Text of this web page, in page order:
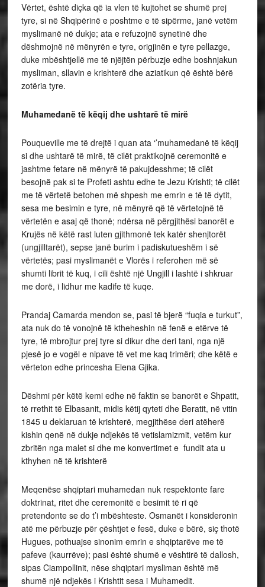
Vërtet, është diçka që ia vlen të kujtohet se shumë prej
tyre, si në Shqipërinë e poshtme e të sipërme, janë vetëm
myslimanë në dukje; ata e refuzojnë synetinë dhe
dëshmojnë në mënyrën e tyre, origjinën e tyre pellazge,
duke mbështjellë me të njëjtën përbuzje edhe boshnjakun
mysliman, sllavin e krishterë dhe aziatikun që është bërë
zotëria tyre.
Muhamedanë të këqij dhe ushtarë të mirë
Pouqueville me të drejtë i quan ata ‘’muhamedanë të këqij
si dhe ushtarë të mirë, të cilët praktikojnë ceremonitë e
jashtme fetare në mënyrë të pakujdesshme; të cilët
besojnë pak si te Profeti ashtu edhe te Jezu Krishti; të cilët
me të vërtetë betohen më shpesh me emrin e të të dytit,
sesa me besimin e tyre, në mënyrë që të vërtetojnë të
vërtetën e asaj që thonë; ndërsa në përgjithësi banorët e
Krujës në këtë rast luten gjithmonë tek katër shenjtorët
(ungjilltarët), sepse janë burim i padiskutueshëm i së
vërtetës; pasi myslimanët e Vlorës i referohen më së
shumti librit të kuq, i cili është një Ungjill i lashtë i shkruar
me dorë, i lidhur me kadife të kuqe.
Prandaj Camarda mendon se, pasi të bjerë “fuqia e turkut”,
ata nuk do të vonojnë të ktheheshin në fenë e etërve të
tyre, të mbrojtur prej tyre si dikur dhe deri tani, nga një
pjesë jo e vogël e nipave të vet me kaq trimëri; dhe këtë e
vërteton edhe princesha Elena Gjika.
Dëshmi për këtë kemi edhe në faktin se banorët e Shpatit,
të rrethit të Elbasanit, midis këtij qyteti dhe Beratit, në vitin
1845 u deklaruan të krishterë, megjithëse deri atëherë
kishin qenë në dukje ndjekës të vetislamizmit, vetëm kur
zbritën nga malet si dhe me konvertimet e fundit ata u
kthyhen në të krishterë
Meqenëse shqiptari muhamedan nuk respektonte fare
doktrinat, ritet dhe ceremonitë e besimit të ri që
pretendonte se do t’i mbështeste. Osmanët i konsideronin
atë me përbuzje për çështjet e fesë, duke e bërë, siç thotë
Hugues, pothuajse sinonim emrin e shqiptarëve me të
pafeve (kaurrëve); pasi është shumë e vështirë të dallosh,
sipas Ciampollinit, nëse shqiptari mysliman është më
shumë një ndjekës i Krishtit sesa i Muhamedit.